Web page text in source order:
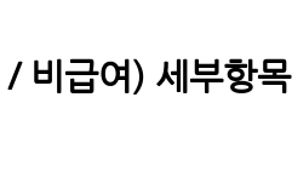
비급여) 세부항목